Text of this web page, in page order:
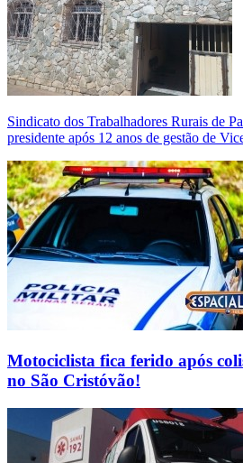
Sindicato dos Trabalhadores Rurais de
presidente após 12 anos de gestão de
Motociclista fica ferido após
no São Cristóvão!